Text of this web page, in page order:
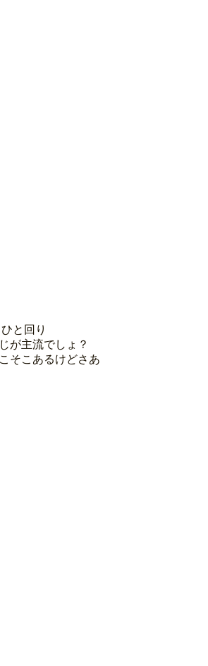
と回り
が主流でしょ？
そこあるけどさあ